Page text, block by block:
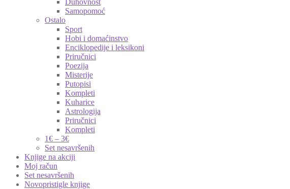
Duhovnost
Samopomoć
Ostalo
Sport
Hobi i domaćinstvo
Enciklopedije i leksikoni
Priručnici
Poezija
Misterije
Putopisi
Kompleti
Kuharice
Astrologija
Priručnici
Kompleti
1€ – 3€
Set nesavršenih
Knjige na akciji
Moj račun
Set nesavršenih
Novopristigle knjige